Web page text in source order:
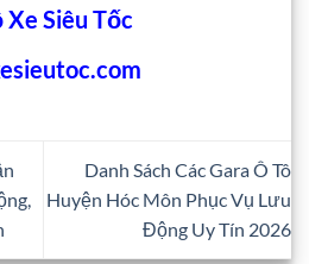
Siêu Tốc
Danh Sách Các Gara Ô Tô
Huyện Hóc Môn Phục Vụ Lưu
Động Uy Tín 2026